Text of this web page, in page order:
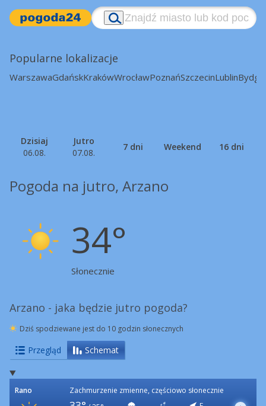
Popularne lokalizacje
WarszawaGdańskKrakówWrocławPoznańSzczecinLublin
Dzisiaj
06.08.
Jutro
07.08.
7 dni Weekend 16 dni
Pogoda na jutro, Arzano
34°
Słonecznie
Arzano - jaka będzie jutro pogoda?
Dziś spodziewane jest do 10 godzin słonecznych
Przegląd Schemat
Rano Zachmurzenie zmienne, częściowo słonecznie